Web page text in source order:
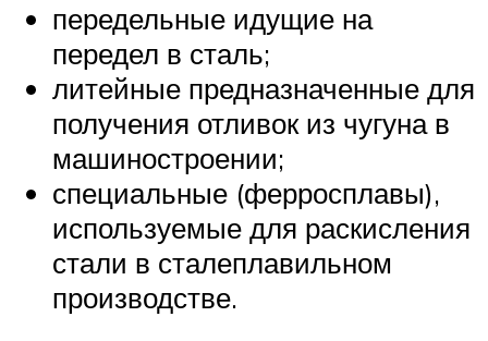
передельные идущие на
передел в сталь;
литейные предназначенные для
получения отливок из чугуна в
машиностроении;
специальные (ферросплавы),
используемые для раскисления
стали в сталеплавильном
производстве.